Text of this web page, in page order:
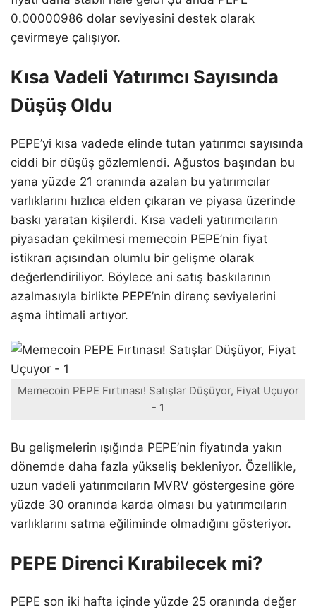
0.00000986 dolar seviyesini destek olarak
çevirmeye çalışıyor.
Kısa Vadeli Yatırımcı Sayısında
Düşüş Oldu
PEPE’yi kısa vadede elinde tutan yatırımcı sayısında
ciddi bir düşüş gözlemlendi. Ağustos başından bu
yana yüzde 21 oranında azalan bu yatırımcılar
varlıklarını hızlıca elden çıkaran ve piyasa üzerinde
baskı yaratan kişilerdi. Kısa vadeli yatırımcıların
piyasadan çekilmesi memecoin PEPE’nin fiyat
istikrarı açısından olumlu bir gelişme olarak
değerlendiriliyor. Böylece ani satış baskılarının
azalmasıyla birlikte PEPE’nin direnç seviyelerini
aşma ihtimali artıyor.
Memecoin PEPE Fırtınası! Satışlar Düşüyor, Fiyat Uçuyor
- 1
Bu gelişmelerin ışığında PEPE’nin fiyatında yakın
dönemde daha fazla yükseliş bekleniyor. Özellikle,
uzun vadeli yatırımcıların MVRV göstergesine göre
yüzde 30 oranında karda olması bu yatırımcıların
varlıklarını satma eğiliminde olmadığını gösteriyor.
PEPE Direnci Kırabilecek mi?
PEPE son iki hafta içinde yüzde 25 oranında değer